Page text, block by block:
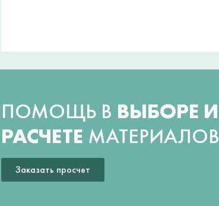
ПОМОЩЬ В ВЫБОРЕ И
РАСЧЕТЕ МАТЕРИАЛОВ
Заказать просчет